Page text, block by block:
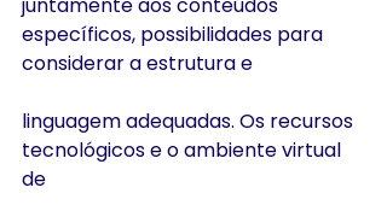
específicos, possibilidades para
considerar a estrutura e
linguagem adequadas. Os recursos
tecnológicos e o ambiente virtual
de